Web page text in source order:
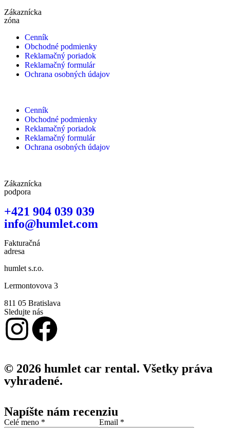
Zákaznícka
zóna
Cenník
Obchodné podmienky
Reklamačný poriadok
Reklamačný formulár
Ochrana osobných údajov
Cenník
Obchodné podmienky
Reklamačný poriadok
Reklamačný formulár
Ochrana osobných údajov
Zákaznícka
podpora
+421 904 039 039
info@humlet.com
Fakturačná
adresa
humlet s.r.o.
Lermontovova 3
811 05 Bratislava
Sledujte nás
© 2026 humlet car rental. Všetky práva
vyhradené.
Napíšte nám recenziu
Celé meno * Email *